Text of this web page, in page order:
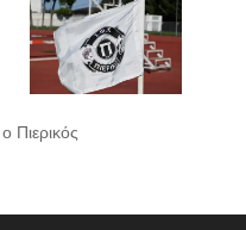
Πιερικός